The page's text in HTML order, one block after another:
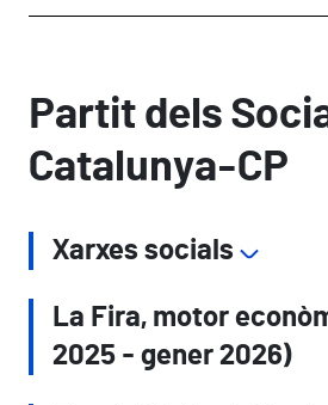
Partit dels
Catalunya-CP
Xarxes socials
La Fira, motor
2025 - gener 2026)